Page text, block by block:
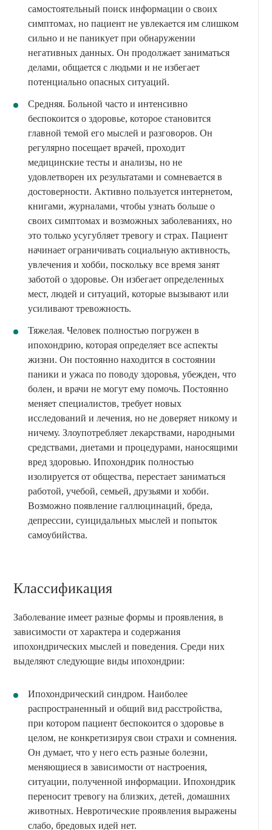
самостоятельный поиск информации о своих
симптомах, но пациент не увлекается им слишком
сильно и не паникует при обнаружении
негативных данных. Он продолжает заниматься
делами, общается с людьми и не избегает
потенциально опасных ситуаций.
Средняя. Больной часто и интенсивно
беспокоится о здоровье, которое становится
главной темой его мыслей и разговоров. Он
регулярно посещает врачей, проходит
медицинские тесты и анализы, но не
удовлетворен их результатами и сомневается в
достоверности. Активно пользуется интернетом,
книгами, журналами, чтобы узнать больше о
своих симптомах и возможных заболеваниях, но
это только усугубляет тревогу и страх. Пациент
начинает ограничивать социальную активность,
увлечения и хобби, поскольку все время занят
заботой о здоровье. Он избегает определенных
мест, людей и ситуаций, которые вызывают или
усиливают тревожность.
Тяжелая. Человек полностью погружен в
ипохондрию, которая определяет все аспекты
жизни. Он постоянно находится в состоянии
паники и ужаса по поводу здоровья, убежден, что
болен, и врачи не могут ему помочь. Постоянно
меняет специалистов, требует новых
исследований и лечения, но не доверяет никому и
ничему. Злоупотребляет лекарствами, народными
средствами, диетами и процедурами, наносящими
вред здоровью. Ипохондрик полностью
изолируется от общества, перестает заниматься
работой, учебой, семьей, друзьями и хобби.
Возможно появление галлюцинаций, бреда,
депрессии, суицидальных мыслей и попыток
самоубийства.
Классификация
Заболевание имеет разные формы и проявления, в
зависимости от характера и содержания
ипохондрических мыслей и поведения. Среди них
выделяют следующие виды ипохондрии:
Ипохондрический синдром. Наиболее
распространенный и общий вид расстройства,
при котором пациент беспокоится о здоровье в
целом, не конкретизируя свои страхи и сомнения.
Он думает, что у него есть разные болезни,
меняющиеся в зависимости от настроения,
ситуации, полученной информации. Ипохондрик
переносит тревогу на близких, детей, домашних
животных. Невротические проявления выражены
слабо, бредовых идей нет.